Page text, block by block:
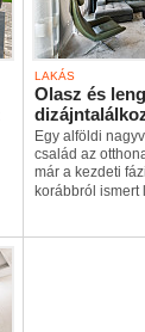
LAKÁS
Olasz és
Egy alföldi
család az
már a kezdeti
korábbról